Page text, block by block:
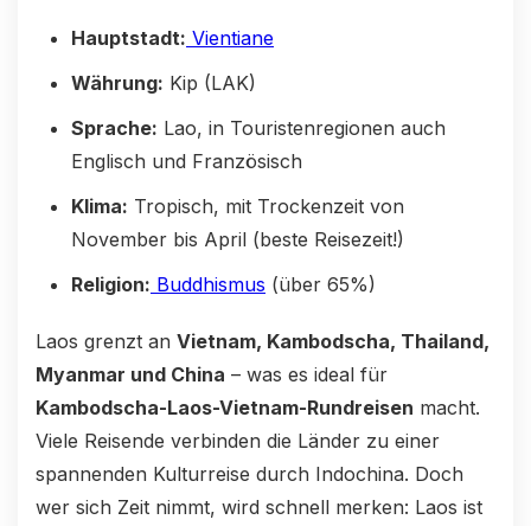
Hauptstadt: Vientiane
Währung: Kip (LAK)
Sprache: Lao, in Touristenregionen auch
Englisch und Französisch
Klima: Tropisch, mit Trockenzeit von
November bis April (beste Reisezeit!)
Religion: Buddhismus (über 65%)
Laos grenzt an Vietnam, Kambodscha, Thailand,
Myanmar und China – was es ideal für
Kambodscha-Laos-Vietnam-Rundreisen macht.
Viele Reisende verbinden die Länder zu einer
spannenden Kulturreise durch Indochina. Doch
wer sich Zeit nimmt, wird schnell merken: Laos ist